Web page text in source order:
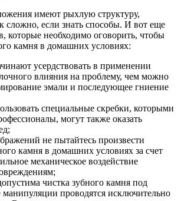
имеют рыхлую структуру,
сложно, если знать способы. И вот еще
которые необходимо оговорить, чтобы
камня в домашних условиях:
усердствовать в применении
влияния на проблему, чем можно
эмали и последующее гниение
специальные скребки, которыми
могут также оказать
не пытайтесь произвести
камня в домашних условиях за счет
механическое воздействие
чистка зубного камня под
манипуляции проводятся исключительно